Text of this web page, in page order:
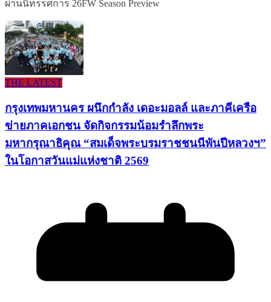
ผ่านนิทรรศการ 26FW Season Preview
THE LATEST
กรุงเทพมหานคร ผนึกกำลัง เดอะมอลล์ และภาคีเครือ
ข่ายภาคเอกชน จัดกิจกรรมน้อมรำลึกพระ
มหากรุณาธิคุณ “สมเด็จพระบรมราชชนนีพันปีหลวงฯ”
ในโอกาสวันแม่แห่งชาติ 2569